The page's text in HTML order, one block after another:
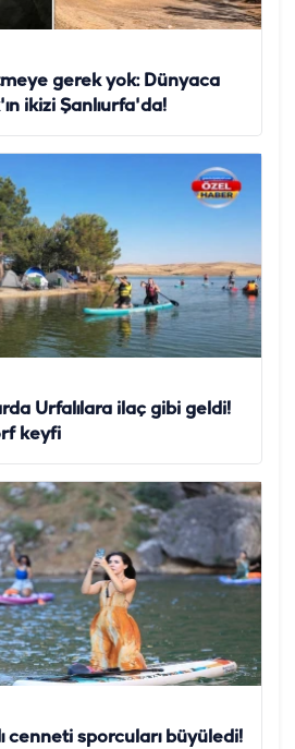
gerek yok: Dünyaca
ikizi Şanlıurfa'da!
Urfalılara ilaç gibi geldi!
keyfi
cenneti sporcuları büyüledi!